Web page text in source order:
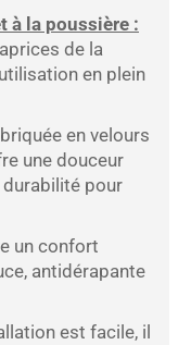
à la poussière :
de la
en plein
en velours
une douceur
pour
un confort
antidérapante
est facile, il